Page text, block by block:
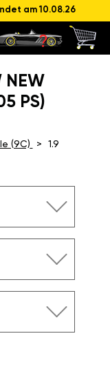
am 10.08.26
NEW
PS)
(9C)
1.9